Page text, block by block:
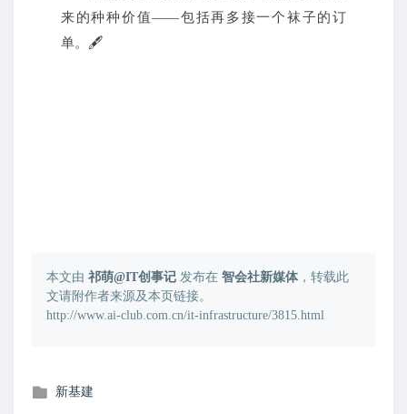
来的种种价值——包括再多接一个袜子的订
单。 🖋
本文由 祁萌@IT创事记 发布在 智会社新媒体，转载此
文请附作者来源及本页链接。
http://www.ai-club.com.cn/it-infrastructure/3815.html
发
新基建